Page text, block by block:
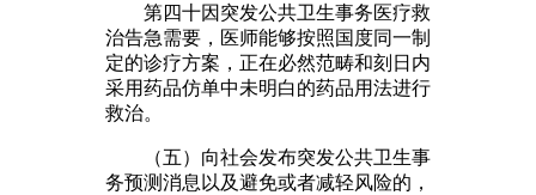
第四十因突发公共卫生事务医疗救
治告急需要，医师能够按照国度同一制
定的诊疗方案，正在必然范畴和刻日内
采用药品仿单中未明白的药品用法进行
救治。
（五）向社会发布突发公共卫生事
务预测消息以及避免或者减轻风险的，